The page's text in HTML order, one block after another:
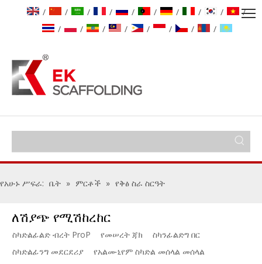
/ / / / / / / / /
/
/
/ / / / / / /
የአሁኑ ሥፍራ: ቤት » ምርቶች » የቅፅ ስራ ስርዓት
ለሽያጭ የሚሽከረከር
ስካድልፊልድ ብረት ProP የመሠረት ጃክ
ስካንፊልድግ በር
ስካድልፊንግ መደርደሪያ
የአልሙኒየም ስካድል መሰላል መሰላል